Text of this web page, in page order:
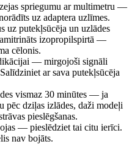
spriegumu ar multimetru —
uz adaptera uzlīmes.
uz putekļsūcēja un uzlādes
izopropilspirtā —
cēlonis.
— mirgojoši signāli
ar sava putekļsūcēja
vismaz 30 minūtes — ja
dziļas izlādes, daži modeļi
pieslēgšanas.
— pieslēdziet tai citu ierīci.
nav bojāts.